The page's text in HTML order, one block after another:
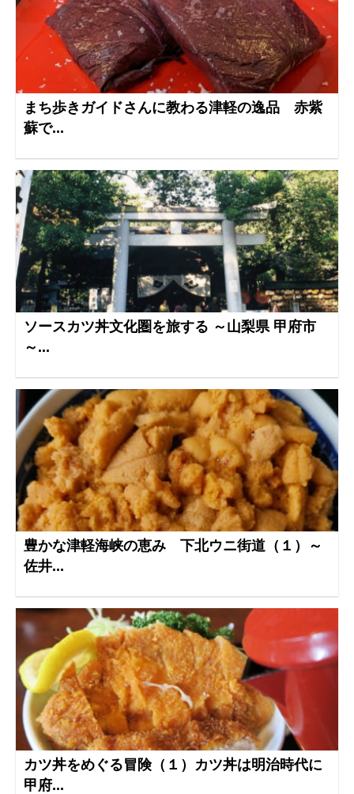
まち歩きガイドさんに教わる津軽の逸品 赤紫
蘇で...
ソースカツ丼文化圏を旅する ～山梨県 甲府市
～...
豊かな津軽海峡の恵み 下北ウニ街道（１）～
佐井...
カツ丼をめぐる冒険（１）カツ丼は明治時代に
甲府...